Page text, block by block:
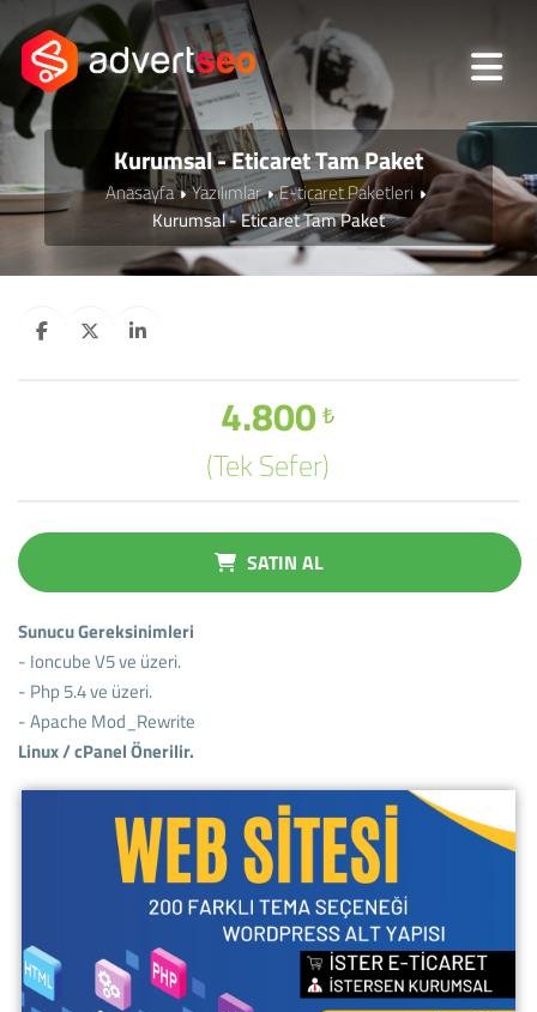
Kurumsal - Eticaret Tam Paket
Anasayfa Yazılımlar
E-ticaret Paketleri
Kurumsal - Eticaret Tam Paket
₺
4.800
(Tek Sefer)
SATIN AL
Sunucu Gereksinimleri
- Ioncube V5 ve üzeri.
- Php 5.4 ve üzeri.
- Apache Mod_Rewrite
Linux / cPanel Önerilir.